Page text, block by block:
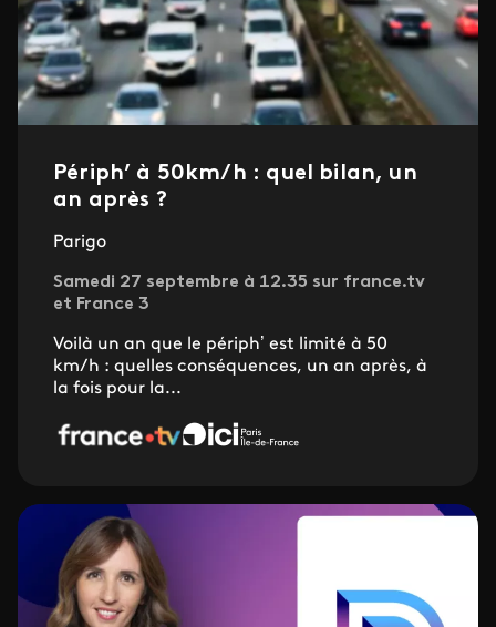
Périph’ à 50km/h : quel bilan, un
an après ?
Parigo
Samedi 27 septembre à 12.35 sur france.tv
et France 3
Voilà un an que le périph’ est limité à 50
km/h : quelles conséquences, un an après, à
la fois pour la...